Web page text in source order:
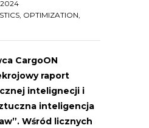
OPTIMIZATION
CargoON
raport
intelignecji i
inteligencja
Wśród licznych